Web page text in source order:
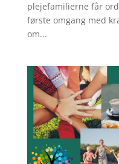
plejefamilierne får
første omgang med
om...